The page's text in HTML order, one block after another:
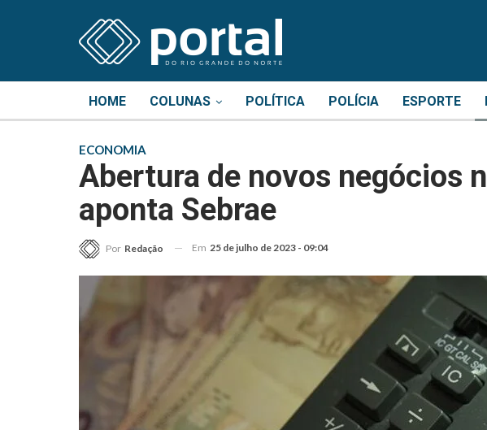
HOME COLUNAS POLÍTICA POLÍCIA ESPORTE
ECONOMIA
Abertura de novos negócios
aponta Sebrae
Por Redação Em 25 de julho de 2023 - 09:04